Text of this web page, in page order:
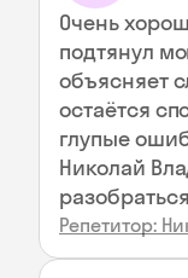
Очень
подтянул
объясняет
остаётся
глупые
Николай
Репетитор: